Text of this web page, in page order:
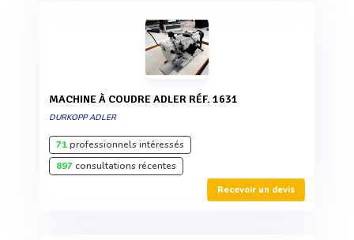
MACHINE À COUDRE ADLER RÉF. 1631
DURKOPP ADLER
71professionnels intéressés
897consultations récentes
Recevoir un devis